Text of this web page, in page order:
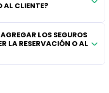
AL CLIENTE?
LOS SEGUROS
LA RESERVACIÓN O AL